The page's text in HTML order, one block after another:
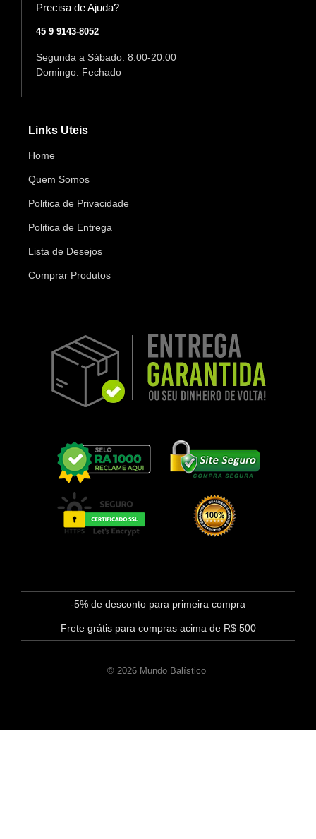
Precisa de Ajuda?
45 9 9143-8052
Segunda a Sábado: 8:00-20:00
Domingo: Fechado
Links Uteis
Home
Quem Somos
Politica de Privacidade
Politica de Entrega
Lista de Desejos
Comprar Produtos
-5% de desconto para primeira compra
Frete grátis para compras acima de R$ 500
© 2026 Mundo Balístico